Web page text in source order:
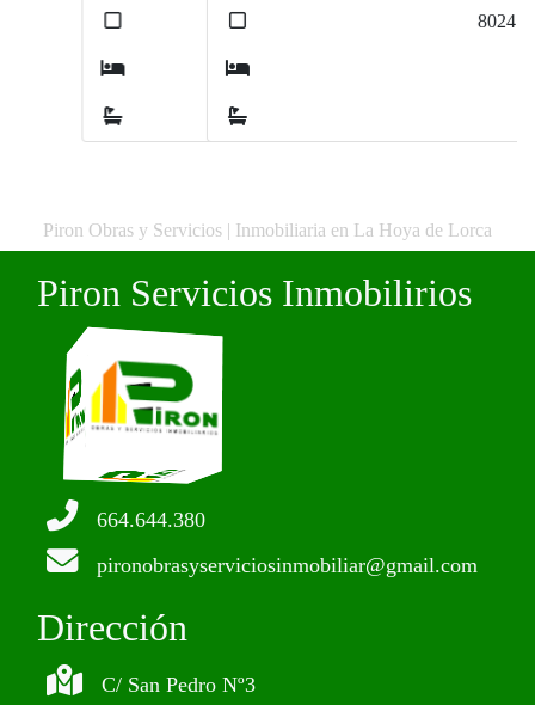
Piron Obras y Servicios | Inmobiliaria en La Hoya de Lorca
Piron Servicios Inmobilirios
664.644.380
pironobrasyserviciosinmobiliar@gmail.com
Dirección
C/ San Pedro Nº3